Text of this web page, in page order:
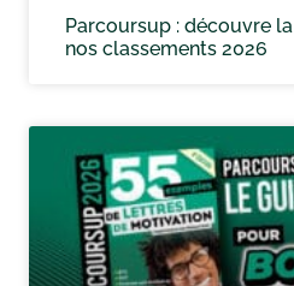
Parcoursup : découvre
nos classements 2026